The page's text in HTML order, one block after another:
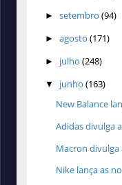
► setembro (94)
► agosto (171)
► julho (248)
▼ junho (163)
New Balance
Adidas divulga
Macron divulga
Nike lança as